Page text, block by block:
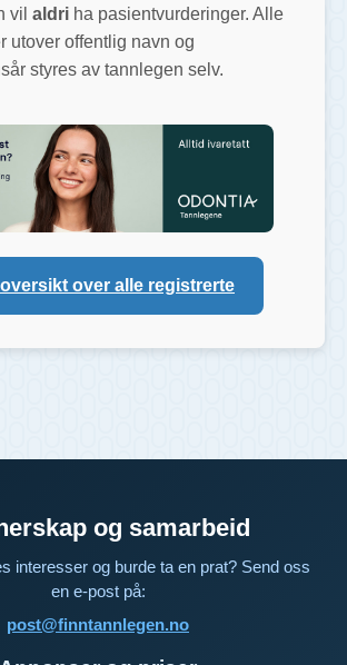
vil aldri ha pasientvurderinger. Alle
utover offentlig navn og
styres av tannlegen selv.
over alle registrerte
og samarbeid
interesser og burde ta en prat? Send oss
en e-post på:
post@finntannlegen.no